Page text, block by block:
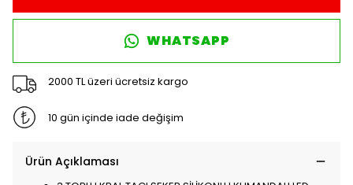
WHATSAPP
2000 TL üzeri ücretsiz kargo
10 gün içinde iade değişim
Ürün Açıklaması